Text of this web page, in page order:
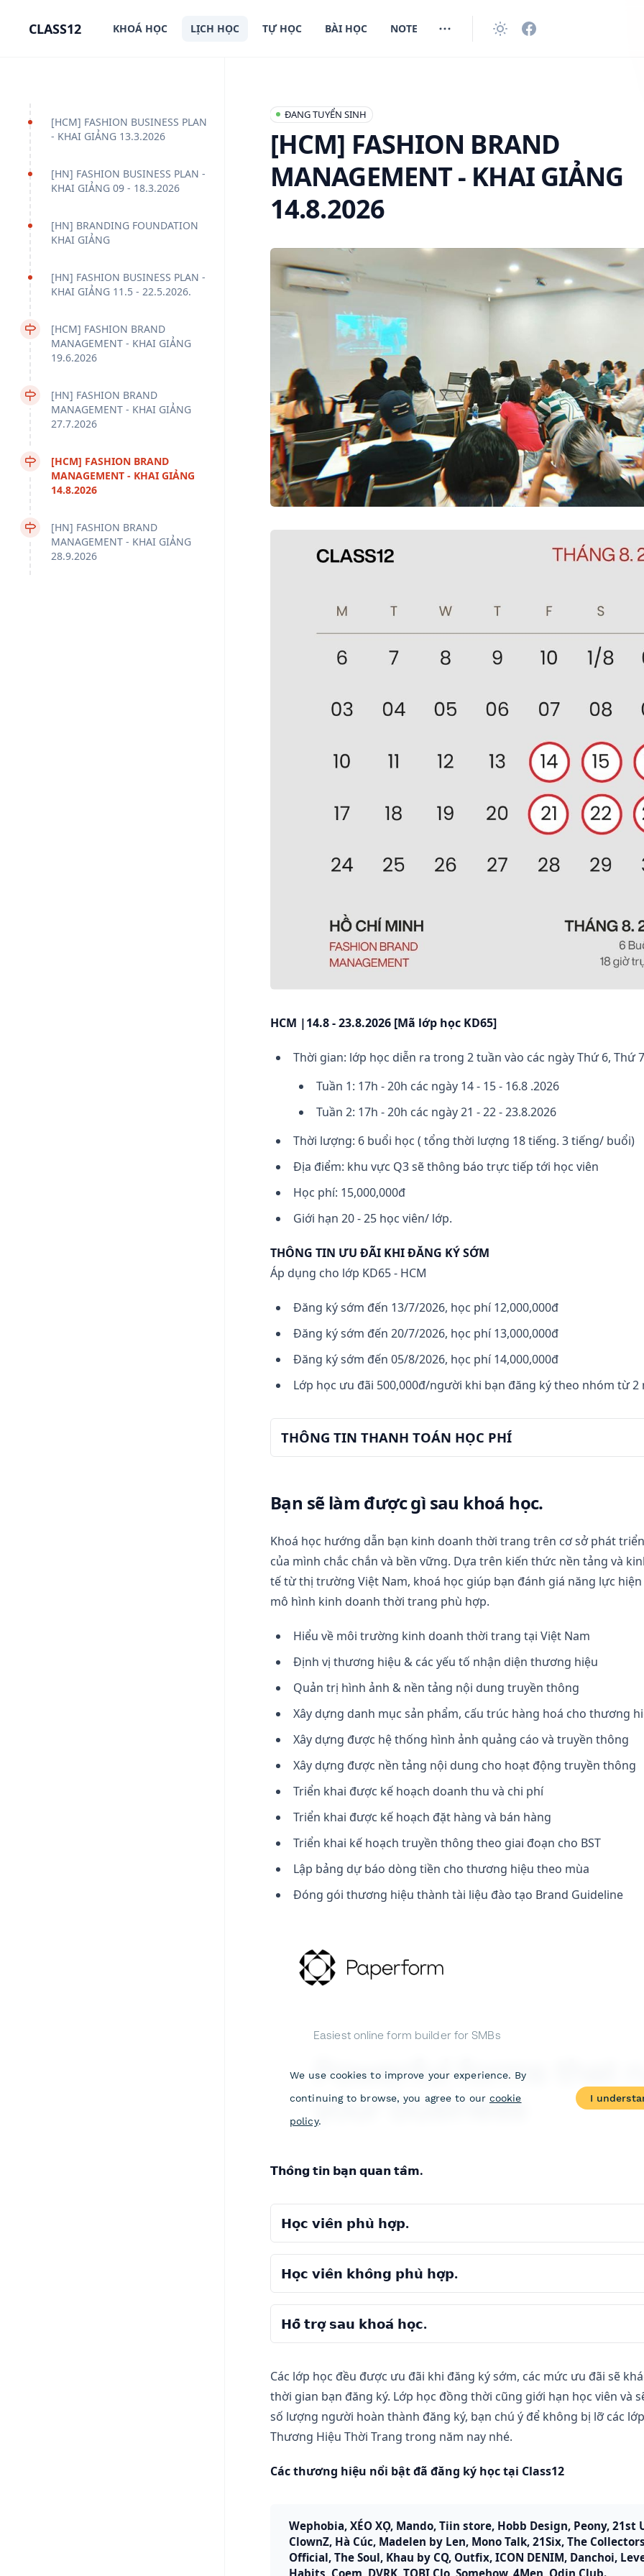
CLASS12 KHOÁ HỌC LỊCH HỌC TỰ HỌC BÀI HỌC NOTE
[HCM] FASHION BUSINESS PLAN
- KHAI GIẢNG 13.3.2026
[HN] FASHION BUSINESS PLAN -
KHAI GIẢNG 09 - 18.3.2026
[HN] BRANDING FOUNDATION
KHAI GIẢNG
[HN] FASHION BUSINESS PLAN -
KHAI GIẢNG 11.5 - 22.5.2026.
[HCM] FASHION BRAND
MANAGEMENT - KHAI GIẢNG
19.6.2026
[HN] FASHION BRAND
MANAGEMENT - KHAI GIẢNG
27.7.2026
[HCM] FASHION BRAND
MANAGEMENT - KHAI GIẢNG
14.8.2026
[HN] FASHION BRAND
MANAGEMENT - KHAI GIẢNG
28.9.2026
[HCM] FASHION BRAND MANAGEMENT - KHAI GIẢNG 14.8.2026
ĐANG TUYỂN SINH
[HCM] FASHION BRAND
MANAGEMENT - KHAI GIẢNG
14.8.2026
HCM |14.8 - 23.8.2026 [Mã lớp học KD65]
Thời gian: lớp học diễn ra trong 2 tuần vào các ngày Thứ 6, Thứ
Tuần 1: 17h - 20h các ngày 14 - 15 - 16.8 .2026
Tuần 2: 17h - 20h các ngày 21 - 22 - 23.8.2026
Thời lượng: 6 buổi học ( tổng thời lượng 18 tiếng. 3 tiếng/ buổi)
Địa điểm: khu vực Q3 sẽ thông báo trực tiếp tới học viên
Học phí: 15,000,000đ
Giới hạn 20 - 25 học viên/ lớp.
THÔNG TIN ƯU ĐÃI KHI ĐĂNG KÝ SỚM
Áp dụng cho lớp KD65 - HCM
Đăng ký sớm đến 13/7/2026, học phí 12,000,000đ
Đăng ký sớm đến 20/7/2026, học phí 13,000,000đ
Đăng ký sớm đến 05/8/2026, học phí 14,000,000đ
Lớp học ưu đãi 500,000đ/người khi bạn đăng ký theo nhóm từ 2
THÔNG TIN THANH TOÁN HỌC PHÍ
Bạn sẽ làm được gì sau khoá học.
Khoá học hướng dẫn bạn kinh doanh thời trang trên cơ sở phát
của mình chắc chắn và bền vững. Dựa trên kiến thức nền tảng và
tế từ thị trường Việt Nam, khoá học giúp bạn đánh giá năng lực
mô hình kinh doanh thời trang phù hợp.
Hiểu về môi trường kinh doanh thời trang tại Việt Nam
Định vị thương hiệu & các yếu tố nhận diện thương hiệu
Quản trị hình ảnh & nền tảng nội dung truyền thông
Xây dựng danh mục sản phẩm, cấu trúc hàng hoá cho thương
Xây dựng được hệ thống hình ảnh quảng cáo và truyền thông
Xây dựng được nền tảng nội dung cho hoạt động truyền thông
Triển khai được kế hoạch doanh thu và chi phí
Triển khai được kế hoạch đặt hàng và bán hàng
Triển khai kế hoạch truyền thông theo giai đoạn cho BST
Lập bảng dự báo dòng tiền cho thương hiệu theo mùa
Đóng gói thương hiệu thành tài liệu đào tạo Brand Guideline
𝗧𝗵𝗼̂𝗻𝗴 𝘁𝗶𝗻 𝗯𝗮̣𝗻 𝗾𝘂𝗮𝗻 𝘁𝗮̂𝗺.
𝗛𝗼̣𝗰 𝘃𝗶𝗲̂𝗻 𝗽𝗵𝘂̀ 𝗵𝗼̛̣𝗽.
Các bạn tay ngang kinh doanh ở quy mô nhỏ, cần hệ thống kiến
thiết kế, muốn bắt đầu kinh doanh thời trang.
Các bạn marketing muốn hiểu rõ hơn về truyền thông thương hiệu.
Các bạn muốn tìm hiểu để bắt đầu bước chân vào ngành thời
𝗛𝗼̣𝗰 𝘃𝗶𝗲̂𝗻 𝗸𝗵𝗼̂𝗻𝗴 𝗽𝗵𝘂̀ 𝗵𝗼̛̣𝗽.
Các bạn học chỉ muốn tập trung vào phát triển doanh thu, không
xây dựng thương hiệu.
Các bạn học mong đợi tăng trưởng đột phá doanh thu hay công
doanh thu
Các bạn học tập trung bán dropship, bán buôn, bán hàng cover,
𝗛𝗼̂̃ 𝘁𝗿𝗼̛̣ 𝘀𝗮𝘂 𝗸𝗵𝗼𝗮́ 𝗵𝗼̣𝗰.
Học viên được nhận đủ slide bài giảng và tài liệu sau mỗi buổi học.
Học viên nhận được trang tài liệu riêng cho lớp học được update
Các lớp học đều được ưu đãi khi đăng ký sớm, các mức ưu đãi sẽ
thời gian bạn đăng ký. Lớp học đồng thời cũng giới hạn học viên và
số lượng người hoàn thành đăng ký, bạn chú ý để không bị lỡ các
Thương Hiệu Thời Trang trong năm nay nhé.
Các thương hiệu nổi bật đã đăng ký học tại Class12
Wephobia, XÉO XỌ, Mando, Tiin store, Hobb Design, Peony, 21st
ClownZ, Hà Cúc, Madelen by Len, Mono Talk, 21Six, The
Official, The Soul, Khau by CQ, Outfix, ICON DENIM, Danchoi,
Habits, Coem, DVRK, TOBI Clo, Somehow, 4Men, Odin Club.